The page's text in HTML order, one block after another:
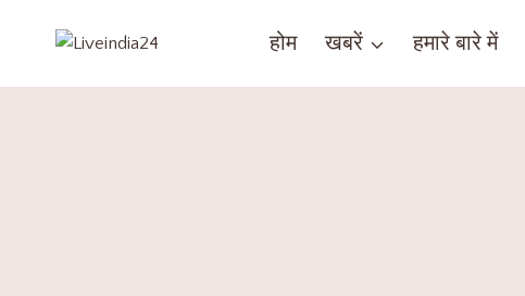
होम खबरें हमारे बारे में